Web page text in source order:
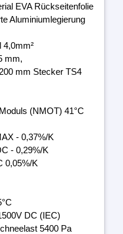
EVA Rückseitenfolie
Aluminiumlegierung
4,0mm²
mm,
mm Stecker TS4
(NMOT) 41°C
- 0,37%/K
- 0,29%/K
0,05%/K
DC (IEC)
5400 Pa